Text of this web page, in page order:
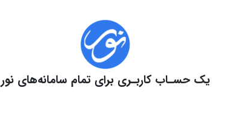
یک حسـاب کاربـری برای تمام سامانه‌های نور